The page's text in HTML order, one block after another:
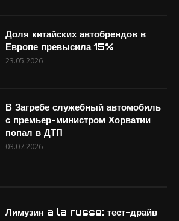
Доля китайских автобрендов в
Европе превысила 15%
23.05.2026
В Загребе служебный автомобиль
с премьер-министром Хорватии
попал в ДТП
03.07.2026
Лимузин a la russe: тест-драйв